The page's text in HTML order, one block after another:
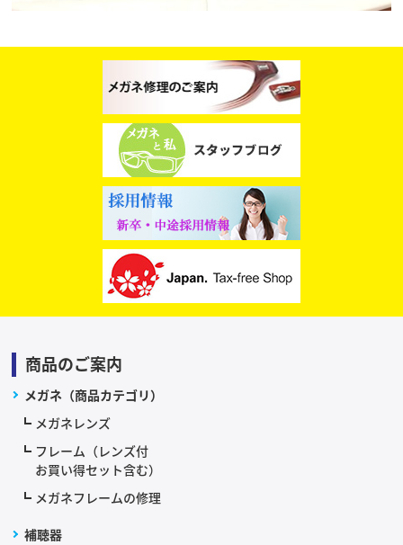
商品のご案内
メガネ（商品カテゴリ）
メガネレンズ
フレーム（レンズ付
お買い得セット含む）
メガネフレームの修理
補聴器